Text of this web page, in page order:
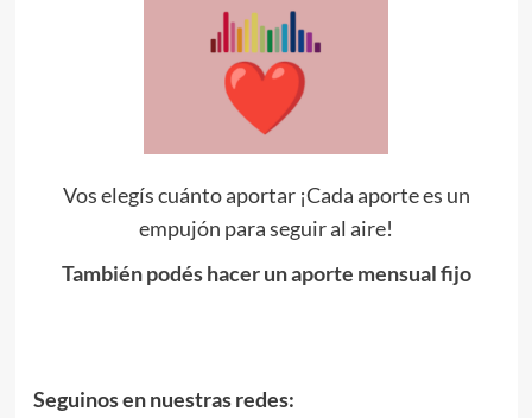
Vos elegís cuánto aportar ¡Cada aporte es un
empujón para seguir al aire!
También podés hacer un aporte mensual fijo
Seguinos en nuestras redes: